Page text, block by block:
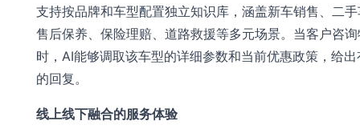
支持按品牌和车型配置独立知识库，涵盖新车销售、二
售后保养、保险理赔、道路救援等多元场景。当客户咨
时，AI能够调取该车型的详细参数和当前优惠政策，给
的回复。
线上线下融合的服务体验